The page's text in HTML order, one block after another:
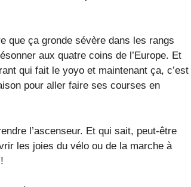
que ça gronde sévère dans les rangs
aux quatre coins de l’Europe. Et
qui fait le yoyo et maintenant ça, c’est
pour aller faire ses courses en
l’ascenseur. Et qui sait, peut-être
les joies du vélo ou de la marche à